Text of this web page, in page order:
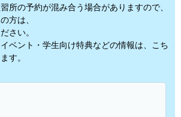
所の予約が混み合う場合がありますので、
方は、
さい。
ベント・学生向け特典などの情報は、こち
す。